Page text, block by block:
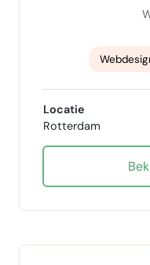
Locatie
Rotterdam